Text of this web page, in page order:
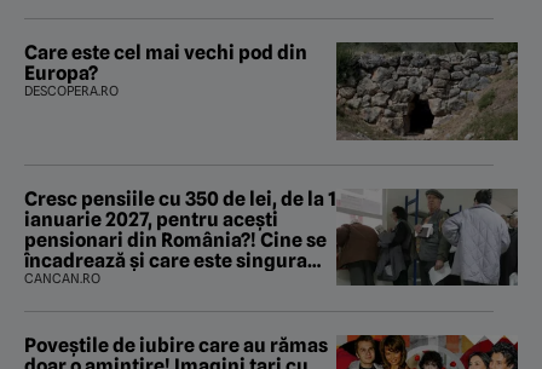
Care este cel mai vechi pod din
Europa?
DESCOPERA.RO
Cresc pensiile cu 350 de lei, de la 1
ianuarie 2027, pentru acești
pensionari din România?! Cine se
încadrează și care este singura
condiție
CANCAN.RO
Poveştile de iubire care au rămas